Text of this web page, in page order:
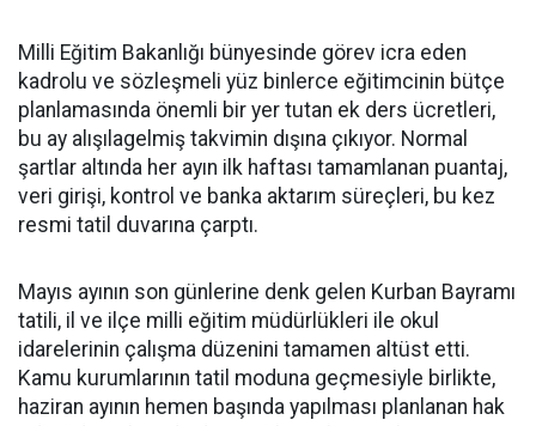
​Milli Eğitim Bakanlığı bünyesinde görev icra eden
kadrolu ve sözleşmeli yüz binlerce eğitimcinin bütçe
planlamasında önemli bir yer tutan ek ders ücretleri,
bu ay alışılagelmiş takvimin dışına çıkıyor. Normal
şartlar altında her ayın ilk haftası tamamlanan puantaj,
veri girişi, kontrol ve banka aktarım süreçleri, bu kez
resmi tatil duvarına çarptı.
​Mayıs ayının son günlerine denk gelen Kurban Bayramı
tatili, il ve ilçe milli eğitim müdürlükleri ile okul
idarelerinin çalışma düzenini tamamen altüst etti.
Kamu kurumlarının tatil moduna geçmesiyle birlikte,
haziran ayının hemen başında yapılması planlanan hak